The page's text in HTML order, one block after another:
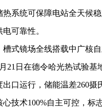
系统可保障电站全天候
可靠性。
镜场全线搭载中广核自
21日在德令哈光热试验
口运行，储能温差260
技术100%自主可控，标